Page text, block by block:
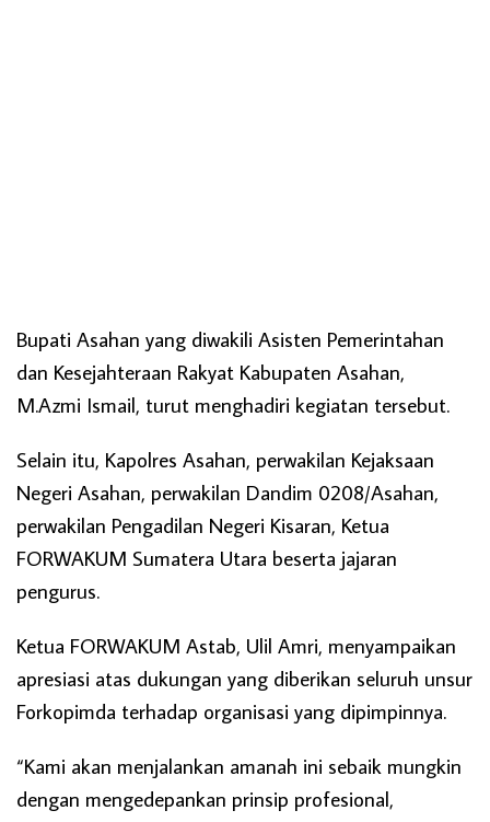
Bupati Asahan yang diwakili Asisten Pemerintahan
dan Kesejahteraan Rakyat Kabupaten Asahan,
M.Azmi Ismail, turut menghadiri kegiatan tersebut.
Selain itu, Kapolres Asahan, perwakilan Kejaksaan
Negeri Asahan, perwakilan Dandim 0208/Asahan,
perwakilan Pengadilan Negeri Kisaran, Ketua
FORWAKUM Sumatera Utara beserta jajaran
pengurus.
Ketua FORWAKUM Astab, Ulil Amri, menyampaikan
apresiasi atas dukungan yang diberikan seluruh unsur
Forkopimda terhadap organisasi yang dipimpinnya.
“Kami akan menjalankan amanah ini sebaik mungkin
dengan mengedepankan prinsip profesional,